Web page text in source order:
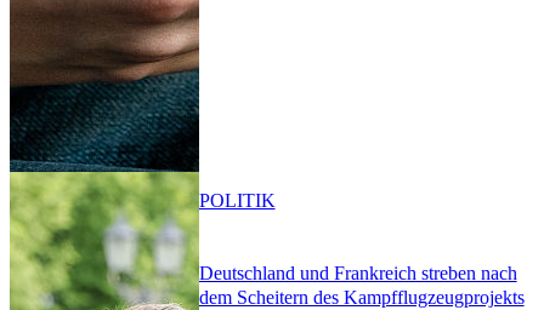
Deutschland und Frankreich streben nach
dem Scheitern des Kampfflugzeugprojekts
POLITIK